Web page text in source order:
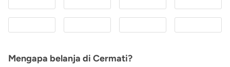
Mengapa belanja di Cermati?